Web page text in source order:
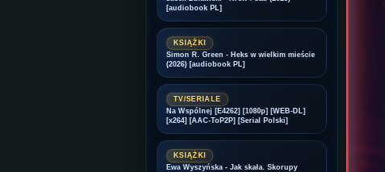
[audiobook PL]
KSIĄŻKI
Simon R. Green - Heks w wielkim mieście
(2026) [audiobook PL]
TV/SERIALE
Na Wspólnej [E4262] [1080p] [WEB-DL]
[x264] [AAC-ToP2P] [Serial Polski]
KSIĄŻKI
Ewa Wyszyńska - Jak skała. Skorupy